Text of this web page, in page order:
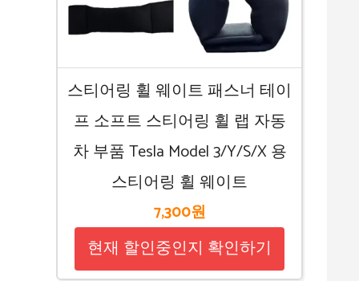
스티어링 휠 웨이트 패스너 테이
프 소프트 스티어링 휠 랩 자동
차 부품 Tesla Model 3/Y/S/X 용
스티어링 휠 웨이트
7,300원
현재 할인중인지 확인하기